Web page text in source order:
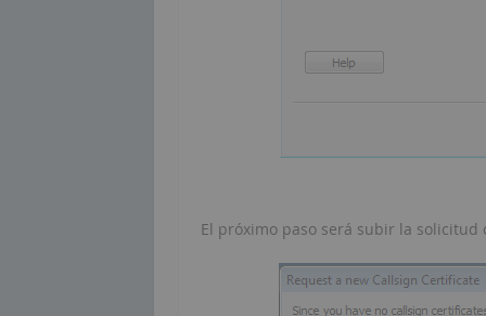
El próximo paso será subir la solicitud